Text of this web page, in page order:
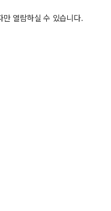
만 열람하실 수 있습니다.